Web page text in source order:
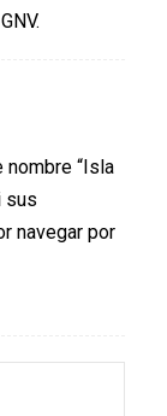
nombre “Isla
sus
navegar por